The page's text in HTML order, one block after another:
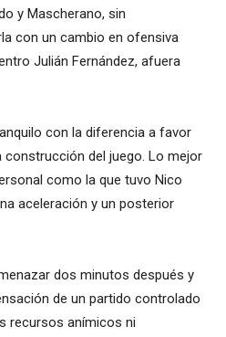
y Mascherano, sin
con un cambio en ofensiva
Julián Fernández, afuera
con la diferencia a favor
del juego. Lo mejor
como la que tuvo Nico
aceleración y un posterior
dos minutos después y
de un partido controlado
recursos anímicos ni